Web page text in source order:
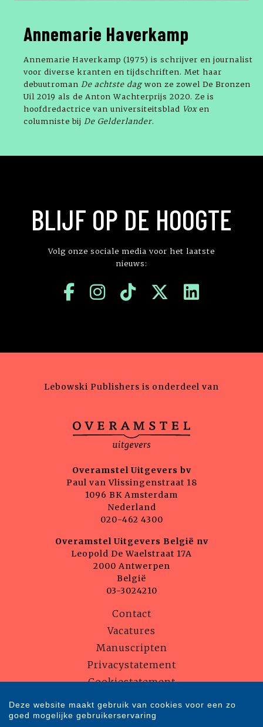
Annemarie Haverkamp
Annemarie Haverkamp (1975) is schrijver en journalist
voor diverse kranten en tijdschriften. Met haar
debuutroman De achtste dag won ze zowel De Bronzen
Uil 2019 als de Anton Wachterprijs 2020. Ze is
hoofdredactrice van universiteitsblad Voxen
columniste bij De Gelderlander.
BLIJF OP DE HOOGTE
Volg onze sociale media voor het laatste
nieuws:
Lebowski Publishers is onderdeel van
Overamstel Uitgevers bv
Paul van Vlissingenstraat 18
1096 BK Amsterdam
Nederland
020-462 4300
Overamstel Uitgevers België nv
Leopold De Waelstraat 17A
2000 Antwerpen
België
03-3024210
Contact
Vacatures
Manuscripten
Privacystatement
Cookiestatement
Deze website maakt gebruik van cookies voor een zo
goed mogelijke gebruikerservaring